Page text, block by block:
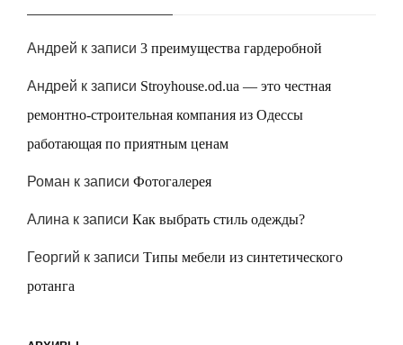
Андрей к записи 3 преимущества гардеробной
Андрей к записи Stroyhouse.od.ua — это честная
ремонтно-строительная компания из Одессы
работающая по приятным ценам
Роман к записи Фотогалерея
Алина к записи Как выбрать стиль одежды?
Георгий к записи Типы мебели из синтетического
ротанга